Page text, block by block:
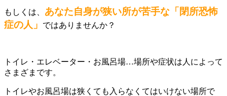
もしくは、 あなた自身が狭い所が苦手な「閉所恐怖
症の人」
ではありませんか？
トイレ・エレベーター・お風呂場…場所や症状は人によって
さまざまです。
トイレやお風呂場は狭くても入らなくてはいけない場所で